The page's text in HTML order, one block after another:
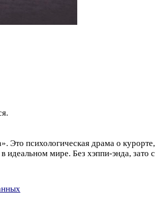
Это психологическая драма о
идеальном мире. Без хэппи-энда,